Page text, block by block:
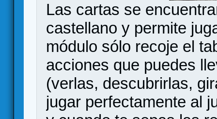
Las cartas se
castellano y permite
módulo sólo recoje el
acciones que puedes
(verlas, descubrirlas,
jugar perfectamente al